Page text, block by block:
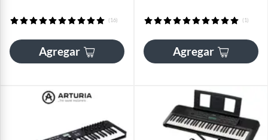
(16)
Agregar
(1)
Agregar